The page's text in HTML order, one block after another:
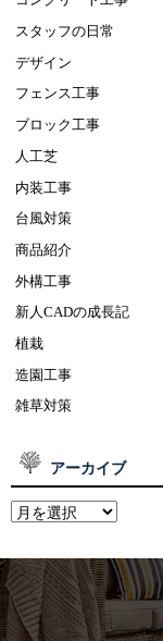
スタッフの日常
デザイン
フェンス工事
ブロック工事
人工芝
内装工事
台風対策
商品紹介
外構工事
新人CADの成長記
植栽
造園工事
雑草対策
アーカイブ